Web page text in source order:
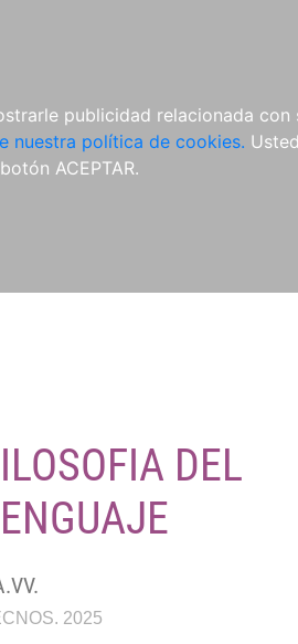
publicidad relacionada
nuestra política de cookies.
ACEPTAR.
DEL
2025